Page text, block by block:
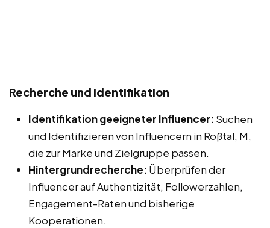
Recherche und Identifikation
Identifikation geeigneter Influencer: Suchen
und Identifizieren von Influencern in Roßtal, M,
die zur Marke und Zielgruppe passen.
Hintergrundrecherche: Überprüfen der
Influencer auf Authentizität, Followerzahlen,
Engagement-Raten und bisherige
Kooperationen.